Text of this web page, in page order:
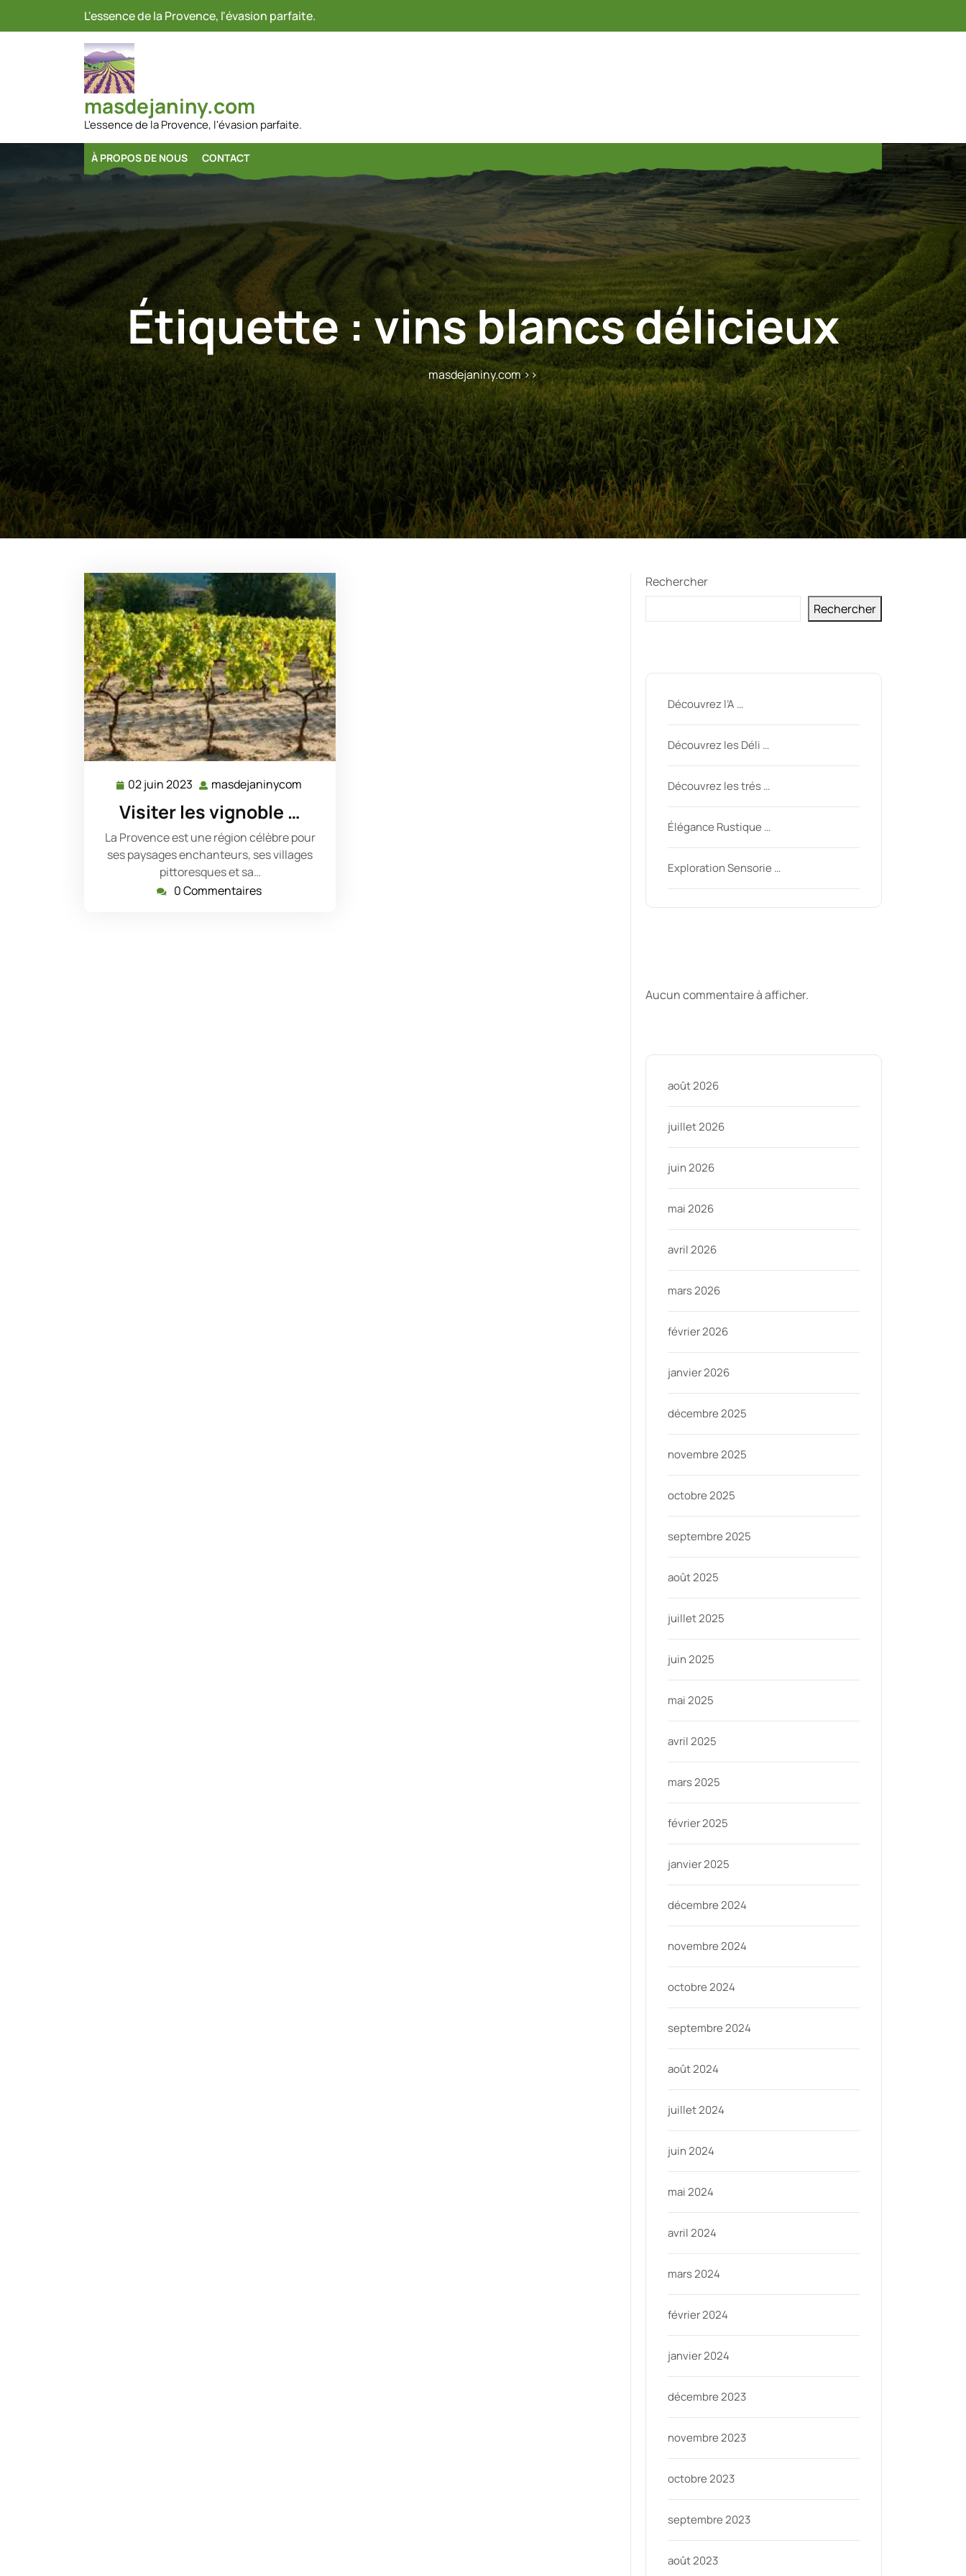
L'essence de la Provence, l'évasion parfaite.
masdejaniny.com
L'essence de la Provence, l'évasion parfaite.
À PROPOS DE NOUS CONTACT
Étiquette :vins blancs délicieux
masdejaniny.com>>
02 juin 2023 02
2023
masdejaninycom
Visiter les vignoble …
La Provence est une région célèbre pour
ses paysages enchanteurs, ses villages
pittoresques et sa…
0 Commentaires
Rechercher
Rechercher
Découvrez l’A …
Découvrez les Déli …
Découvrez les trés …
Élégance Rustique …
Exploration Sensorie …
Aucun commentaire à afficher.
août 2026
juillet 2026
juin 2026
mai 2026
avril 2026
mars 2026
février 2026
janvier 2026
décembre 2025
novembre 2025
octobre 2025
septembre 2025
août 2025
juillet 2025
juin 2025
mai 2025
avril 2025
mars 2025
février 2025
janvier 2025
décembre 2024
novembre 2024
octobre 2024
septembre 2024
août 2024
juillet 2024
juin 2024
mai 2024
avril 2024
mars 2024
février 2024
janvier 2024
décembre 2023
novembre 2023
octobre 2023
septembre 2023
août 2023